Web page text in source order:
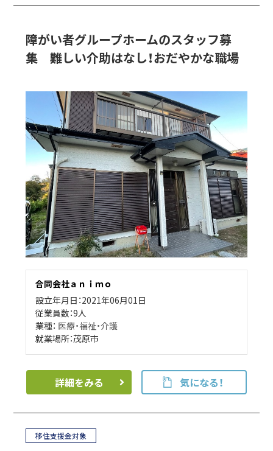
障がい者グループホームのスタッフ募
集 難しい介助はなし！おだやかな職場
合同会社ａｎｉｍｏ
設立年月日：2021年06月01日
従業員数：9人
業種： 医療・福祉・介護
就業場所：茂原市
詳細をみる 気になる！
移住支援金対象